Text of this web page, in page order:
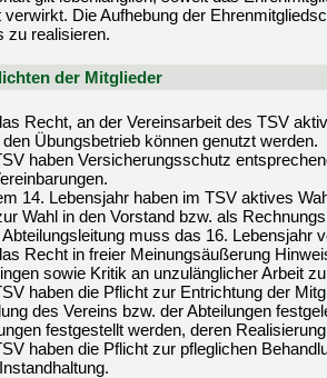
Die Aufhebung der
zu realisieren.
der Mitglieder
Recht, an der Vereinsarbeit des TSV
Übungsbetrieb können genutzt werden.
haben Versicherungsschutz
14. Lebensjahr haben im TSV aktives
Wahl in den Vorstand bzw. als
muss das 16. Lebensjahr
Recht in freier Meinungsäußerung
sowie Kritik an unzulänglicher Arbeit
haben die Pflicht zur Entrichtung der
des Vereins bzw. der Abteilungen
festgestellt werden, deren
haben die Pflicht zur pfleglichen